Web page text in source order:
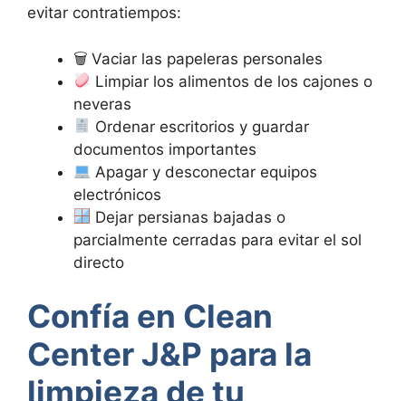
evitar contratiempos:
🗑 Vaciar las papeleras personales
Limpiar los alimentos de los cajones o
neveras
Ordenar escritorios y guardar
documentos importantes
Apagar y desconectar equipos
electrónicos
Dejar persianas bajadas o
parcialmente cerradas para evitar el sol
directo
Confía en Clean
Center J&P para la
limpieza de tu